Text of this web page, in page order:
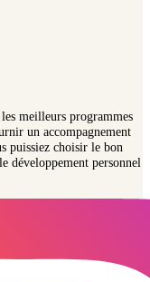
meilleurs programmes
un accompagnement
puissiez choisir le bon
développement personnel